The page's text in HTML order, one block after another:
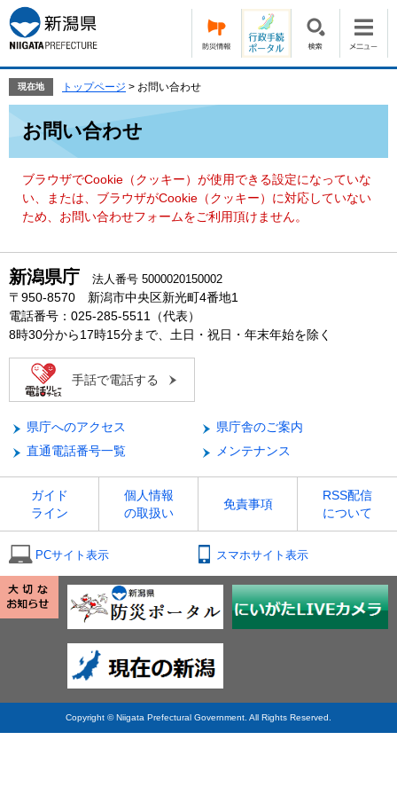
ー
ジ
の
頭
す。
ニ
ュ
ー
飛
て
現在地 トップページ > お問い合わせ
お問い合わせ
ブラウザでCookie（クッキー）が使用できる設定になっていな
い、または、ブラウザがCookie（クッキー）に対応していない
ため、お問い合わせフォームをご利用頂けません。
新潟県庁 法人番号 5000020150002
〒950-8570 新潟市中央区新光町4番地1
電話番号：025-285-5511（代表）
8時30分から17時15分まで、土日・祝日・年末年始を除く
手話で電話する
県庁へのアクセス
県庁舎のご案内
直通電話番号一覧
メンテナンス
ガイド
ライン
個人情報
の取扱い
免責事項
RSS配信
について
PCサイト表示 スマホサイト表示
Copyright © Niigata Prefectural Government. All Rights Reserved.